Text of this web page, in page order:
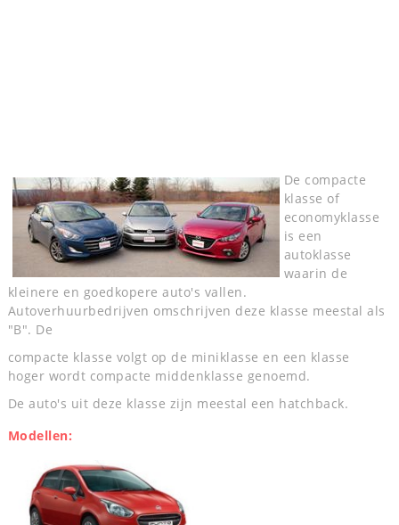
De compacte
klasse of
economyklasse
is een
autoklasse
waarin de
kleinere en goedkopere auto's vallen.
Autoverhuurbedrijven omschrijven deze klasse meestal als
"B". De
compacte klasse volgt op de miniklasse en een klasse
hoger wordt compacte middenklasse genoemd.
De auto's uit deze klasse zijn meestal een hatchback.
Modellen: